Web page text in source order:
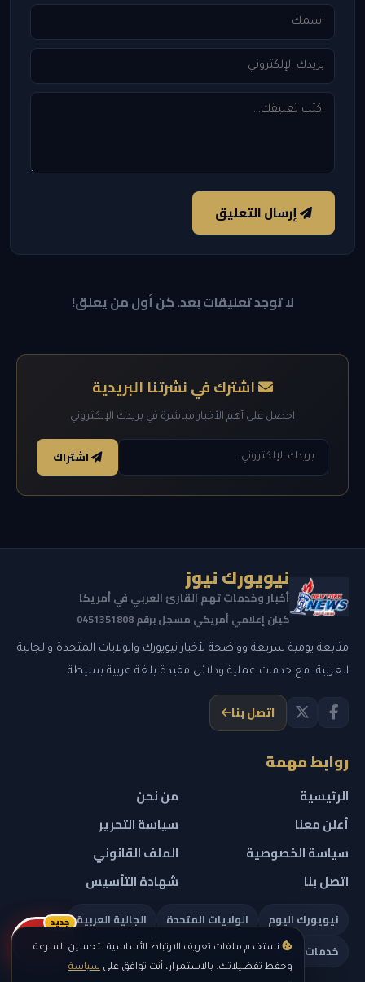
نستخدم ملفات تعريف الارتباط الأساسية لتحسين السرعة
وحفظ تفضيلاتك. بالاستمرار، أنت توافق على سياسة
إرسال التعليق
لا توجد تعليقات بعد. كن أول من يعلق!
اشترك في نشرتنا البريدية
احصل على أهم الأخبار مباشرة في بريدك الإلكتروني
اشتراك
نيويورك نيوز
أخبار وخدمات تهم القارئ العربي في أمريكا
كيان إعلامي أمريكي مسجل برقم 0451351808
متابعة يومية سريعة وواضحة لأخبار نيويورك والولايات المتحدة والجالية
العربية، مع خدمات عملية ودلائل مفيدة بلغة عربية بسيطة.
اتصل بنا
روابط مهمة
الرئيسية
من نحن
أعلن معنا
سياسة التحرير
سياسة الخصوصية
الملف القانوني
اتصل بنا
شهادة التأسيس
نيويورك اليوم الولايات المتحدة
الجالية العربية
خدمات تهمك
ريلز
جديد